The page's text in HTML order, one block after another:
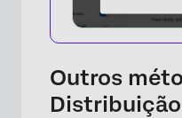
Outros
Distribuição